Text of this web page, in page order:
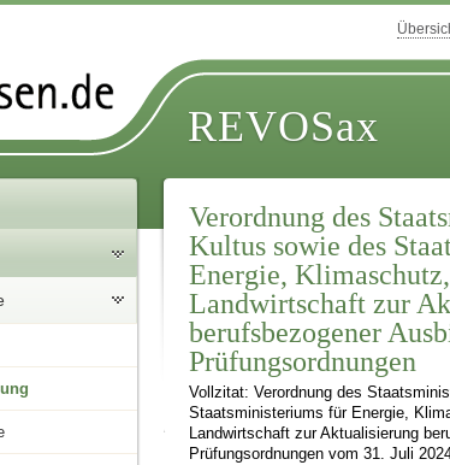
REVOSax
Verordnung des
Kultus sowie des
Energie,
Landwirtschaft zur
berufsbezogener
Prüfungsordnungen
Vollzitat: Verordnung des
Staatsministeriums für Energie,
Landwirtschaft zur Aktualisierung
Prüfungsordnungen vom 31. Juli